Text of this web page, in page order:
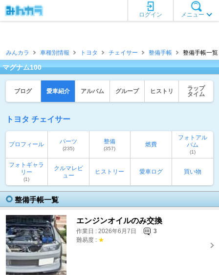
メニュー
ログイン
みんカラ 車種別情報 トヨタ チェイサー 整備手帳 整備手帳一
マグナム100
ブログ 愛車紹介 アルバム グループ ヒストリ
ラップ
タイム
トヨタ チェイサー
プロフィール パーツ
(235)
整備
(357)
燃費
フォトアル
バム
(1)
フォトギャラ
リー
(1)
クルマレビ
ュー
ヒストリー 愛車ログ 買い物
整備手帳一覧
エンジンオイルのみ交換
作業日 : 2026年6月7日
3
難易度 : ★